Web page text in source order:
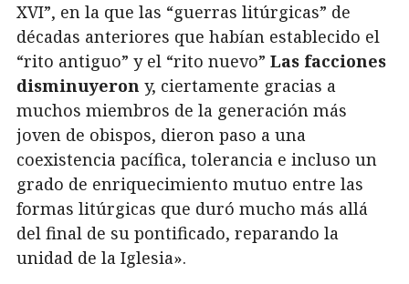
XVI”, en la que las “guerras litúrgicas” de
décadas anteriores que habían establecido el
“rito antiguo” y el “rito nuevo” Las facciones
disminuyeron y, ciertamente gracias a
muchos miembros de la generación más
joven de obispos, dieron paso a una
coexistencia pacífica, tolerancia e incluso un
grado de enriquecimiento mutuo entre las
formas litúrgicas que duró mucho más allá
del final de su pontificado, reparando la
unidad de la Iglesia».